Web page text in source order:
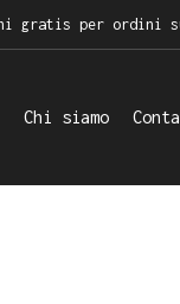
gratis per ordini
Chi siamo